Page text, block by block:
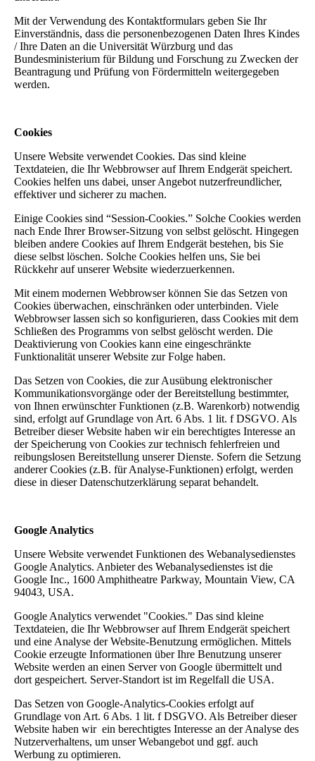
Mit der Verwendung des Kontaktformulars geben Sie Ihr
Einverständnis, dass die personenbezogenen Daten Ihres Kindes
/ Ihre Daten an die Universität Würzburg und das
Bundesministerium für Bildung und Forschung zu Zwecken der
Beantragung und Prüfung von Fördermitteln weitergegeben
werden.
Cookies
Unsere Website verwendet Cookies. Das sind kleine
Textdateien, die Ihr Webbrowser auf Ihrem Endgerät speichert.
Cookies helfen uns dabei, unser Angebot nutzerfreundlicher,
effektiver und sicherer zu machen.
Einige Cookies sind “Session-Cookies.” Solche Cookies werden
nach Ende Ihrer Browser-Sitzung von selbst gelöscht. Hingegen
bleiben andere Cookies auf Ihrem Endgerät bestehen, bis Sie
diese selbst löschen. Solche Cookies helfen uns, Sie bei
Rückkehr auf unserer Website wiederzuerkennen.
Mit einem modernen Webbrowser können Sie das Setzen von
Cookies überwachen, einschränken oder unterbinden. Viele
Webbrowser lassen sich so konfigurieren, dass Cookies mit dem
Schließen des Programms von selbst gelöscht werden. Die
Deaktivierung von Cookies kann eine eingeschränkte
Funktionalität unserer Website zur Folge haben.
Das Setzen von Cookies, die zur Ausübung elektronischer
Kommunikationsvorgänge oder der Bereitstellung bestimmter,
von Ihnen erwünschter Funktionen (z.B. Warenkorb) notwendig
sind, erfolgt auf Grundlage von Art. 6 Abs. 1 lit. f DSGVO. Als
Betreiber dieser Website haben wir ein berechtigtes Interesse an
der Speicherung von Cookies zur technisch fehlerfreien und
reibungslosen Bereitstellung unserer Dienste. Sofern die Setzung
anderer Cookies (z.B. für Analyse-Funktionen) erfolgt, werden
diese in dieser Datenschutzerklärung separat behandelt.
Google Analytics
Unsere Website verwendet Funktionen des Webanalysedienstes
Google Analytics. Anbieter des Webanalysedienstes ist die
Google Inc., 1600 Amphitheatre Parkway, Mountain View, CA
94043, USA.
Google Analytics verwendet "Cookies." Das sind kleine
Textdateien, die Ihr Webbrowser auf Ihrem Endgerät speichert
und eine Analyse der Website-Benutzung ermöglichen. Mittels
Cookie erzeugte Informationen über Ihre Benutzung unserer
Website werden an einen Server von Google übermittelt und
dort gespeichert. Server-Standort ist im Regelfall die USA.
Das Setzen von Google-Analytics-Cookies erfolgt auf
Grundlage von Art. 6 Abs. 1 lit. f DSGVO. Als Betreiber dieser
Website haben wir ein berechtigtes Interesse an der Analyse des
Nutzerverhaltens, um unser Webangebot und ggf. auch
Werbung zu optimieren.